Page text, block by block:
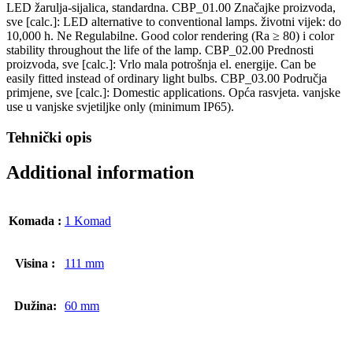
LED žarulja-sijalica, standardna. CBP_01.00 Značajke proizvoda,
sve [calc.]: LED alternative to conventional lamps. životni vijek: do
10,000 h. Ne Regulabilne. Good color rendering (Ra ≥ 80) i color
stability throughout the life of the lamp. CBP_02.00 Prednosti
proizvoda, sve [calc.]: Vrlo mala potrošnja el. energije. Can be
easily fitted instead of ordinary light bulbs. CBP_03.00 Područja
primjene, sve [calc.]: Domestic applications. Opća rasvjeta. vanjske
use u vanjske svjetiljke only (minimum IP65).
Tehnički opis
Additional information
Komada : 1 Komad
Visina : 111 mm
Dužina: 60 mm